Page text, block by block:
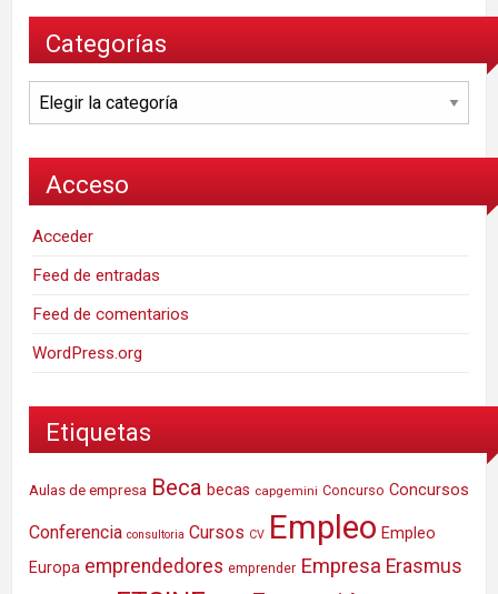
Categorías
Categorías
Acceso
Acceder
Feed de entradas
Feed de comentarios
WordPress.org
Etiquetas
Aulas de empresa Beca becas capgemini Concurso Concursos
Conferencia consultoria Cursos CV Empleo Empleo
Europa emprendedores emprender Empresa Erasmus